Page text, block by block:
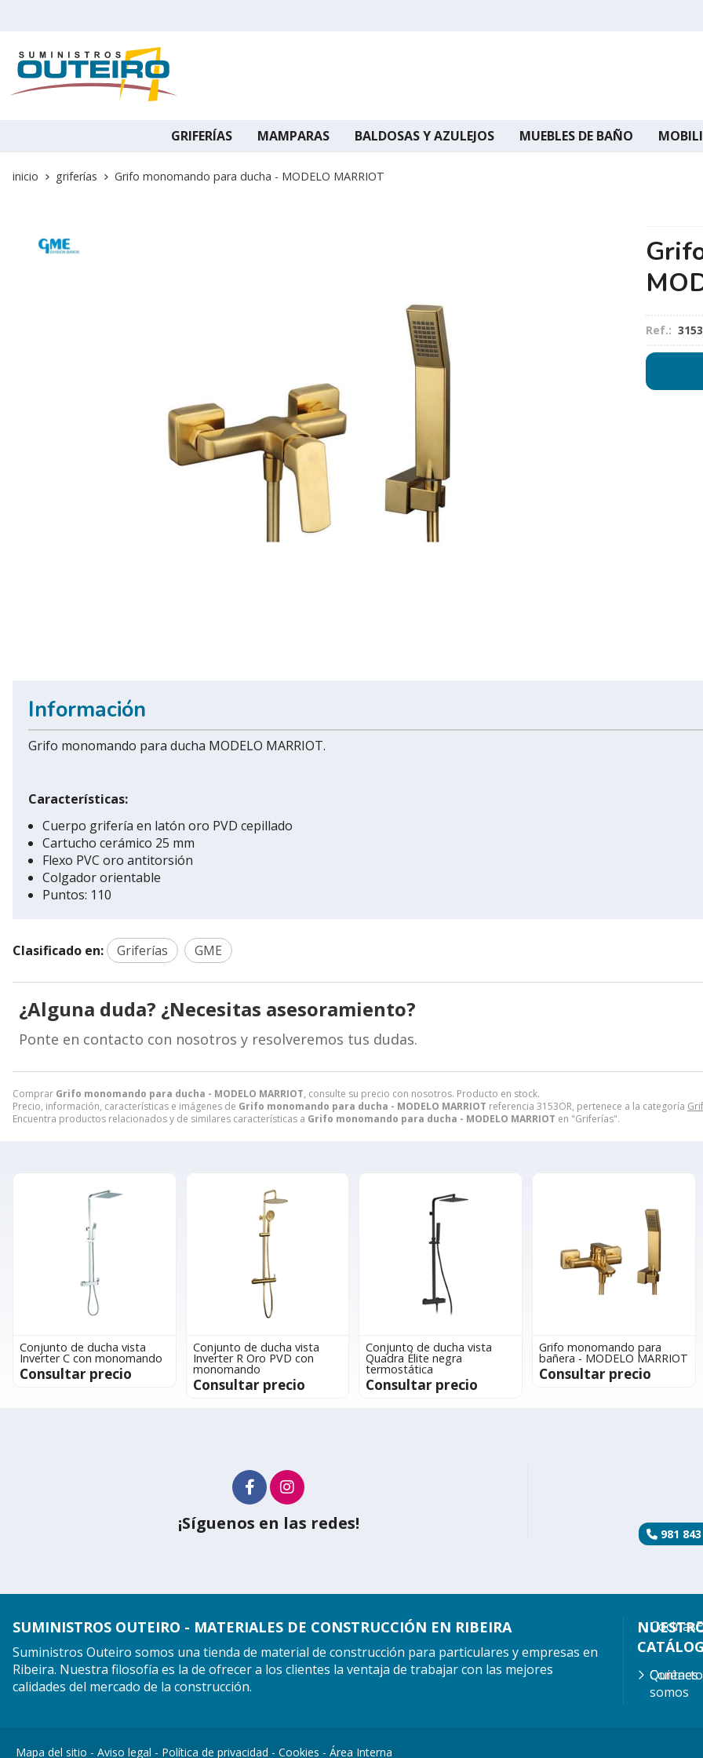
GRIFERÍAS MAMPARAS BALDOSAS Y AZULEJOS MUEBLES DE BAÑO
inicio griferías Grifo monomando para ducha - MODELO MARRIOT
Ref.:
Comprar Grifo monomando para ducha - MODELO MARRIOT, consulte su precio con nosotros. Producto en stock.
Precio, información, características e imágenes de Grifo monomando para ducha - MODELO MARRIOT referencia 3153OR, pertenece a la categoría
Encuentra productos relacionados y de similares características a Grifo monomando para ducha - MODELO MARRIOT en "Griferías".
Información
Grifo monomando para ducha MODELO MARRIOT.
Características:
Cuerpo grifería en latón oro PVD cepillado
Cartucho cerámico 25 mm
Flexo PVC oro antitorsión
Colgador orientable
Puntos: 110
Clasificado en: Griferías GME
¿Alguna duda? ¿Necesitas asesoramiento?
Ponte en contacto con nosotros y resolveremos tus dudas.
Conjunto de ducha vista
Inverter C con monomando
Consultar precio
Conjunto de ducha vista
Inverter R Oro PVD con
monomando
Consultar precio
Conjunto de ducha vista
Quadra Élite negra
termostática
Consultar precio
Grifo monomando para
bañera - MODELO MARRIOT
Consultar precio
¡Síguenos en las redes!
981
SUMINISTROS OUTEIRO - MATERIALES DE CONSTRUCCIÓN EN RIBEIRA
Suministros Outeiro somos una tienda de material de construcción para particulares y empresas en
Ribeira. Nuestra filosofía es la de ofrecer a los clientes la ventaja de trabajar con las mejores
calidades del mercado de la construcción.
Quiénes
somos
Contacto
Cocinas
Mapa del sitio - Aviso legal - Política de privacidad - Cookies - Área Interna